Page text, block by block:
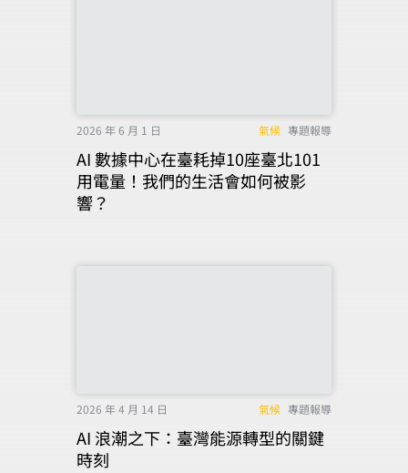
2026 年 6 月 1 日 氣候 專題報導
AI 數據中心在臺耗掉10座臺北101
用電量！我們的生活會如何被影
響？
2026 年 4 月 14 日 氣候 專題報導
AI 浪潮之下：臺灣能源轉型的關鍵
時刻